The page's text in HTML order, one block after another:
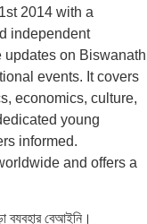
2014 with a
independent
updates on Biswanath
events. It covers
economics, culture,
young
informed.
and offers a
ব্যবহার বেআইনি।